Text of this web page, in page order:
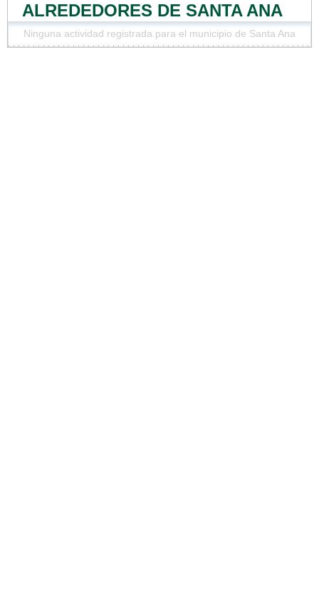
ALREDEDORES DE SANTA ANA
Ninguna actividad registrada para el municipio de Santa Ana